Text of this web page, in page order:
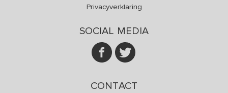
Privacyverklaring
SOCIAL MEDIA
CONTACT